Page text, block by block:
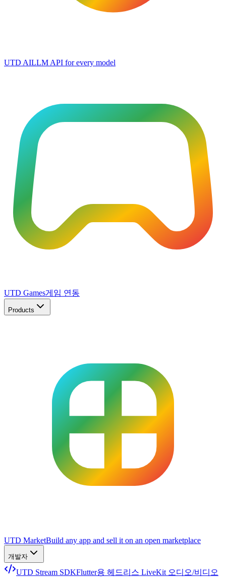
UTD AILLM API for every model
UTD Games게임 연동
Products
UTD MarketBuild any app and sell it on an open marketplace
개발자
UTD Stream SDKFlutter용 헤드리스 LiveKit 오디오/비디오